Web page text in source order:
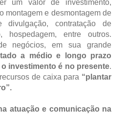
um valor de investimento,
montagem e desmontagem de
divulgação, contratação de
hospedagem, entre outros.
negócios, em sua grande
a médio e longo prazo
investimento é no presente.
de caixa para “plantar
atuação e comunicação na